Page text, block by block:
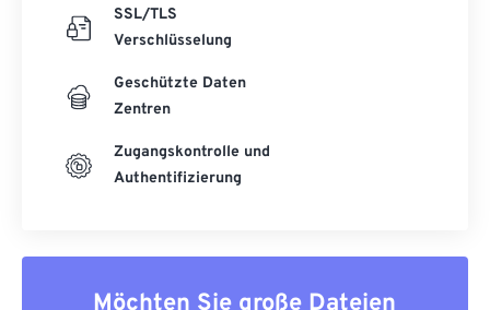
SSL/TLS
Verschlüsselung
Geschützte Daten
Zentren
Zugangskontrolle und
Authentifizierung
Möchten Sie große Dateien